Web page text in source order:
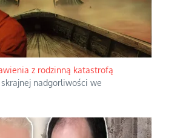
z rodzinną katastrofą
nadgorliwości we